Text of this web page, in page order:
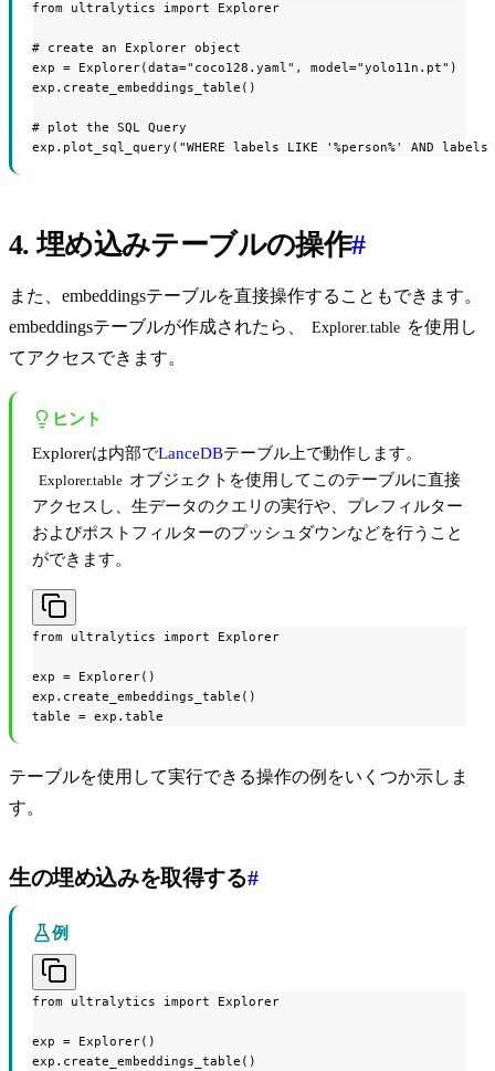
from ultralytics import Explorer
# create an Explorer object
exp = Explorer(data="coco128.yaml", model="yolo11n.pt")
exp.create_embeddings_table()
# plot the SQL Query
exp.plot_sql_query("WHERE labels LIKE '%person%' AND
4. 埋め込みテーブルの操作#
また、embeddingsテーブルを直接操作することもできます。
embeddingsテーブルが作成されたら、
Explorer.table を使用し
てアクセスできます。
ヒント
Explorerは内部でLanceDBテーブル上で動作します。
Explorer.table オブジェクトを使用してこのテーブルに直接
アクセスし、生データのクエリの実行や、プレフィルター
およびポストフィルターのプッシュダウンなどを行うこと
ができます。
from ultralytics import Explorer
exp = Explorer()
exp.create_embeddings_table()
table = exp.table
テーブルを使用して実行できる操作の例をいくつか示しま
す。
生の埋め込みを取得する#
例
from ultralytics import Explorer
exp = Explorer()
exp.create_embeddings_table()